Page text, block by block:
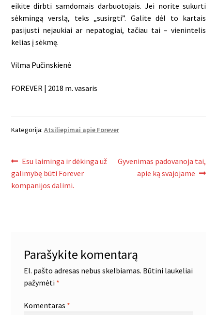
eikite dirbti samdomais darbuotojais. Jei norite sukurti
sėkmingą verslą, teks „susirgti”. Galite dėl to kartais
pasijusti nejaukiai ar nepatogiai, tačiau tai – vienintelis
kelias į sėkmę.
Vilma Pučinskienė
FOREVER | 2018 m. vasaris
Kategorija: Atsiliepimai apie Forever
Navigacija
tarp
Ankstenis
įrašas:
Esu laiminga ir dėkinga už
galimybę būti Forever
kompanijos dalimi.
Naujesnis
įrašas:
Gyvenimas padovanoja tai,
apie ką svajojame
Parašykite komentarą
El. pašto adresas nebus skelbiamas. Būtini laukeliai
pažymėti *
Komentaras *